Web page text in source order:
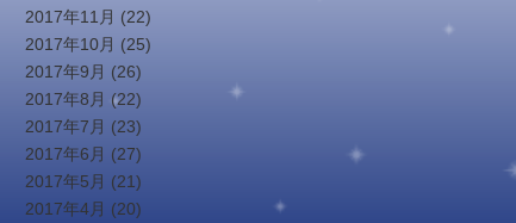
2017年11月 (22)
2017年10月 (25)
2017年9月 (26)
2017年8月 (22)
2017年7月 (23)
2017年6月 (27)
2017年5月 (21)
2017年4月 (20)